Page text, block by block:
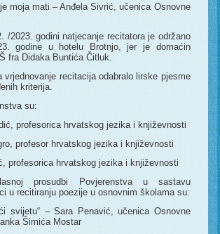
moja mati – Anđela Sivrić, učenica Osnovne
/2023. godini natjecanje recitatora je održano
godine u hotelu Brotnjo, jer je domaćin
fra Didaka Buntića Čitluk.
vrjednovanje recitacija odabralo lirske pjesme
kriterija.
su:
profesorica hrvatskog jezika i književnosti
profesor hrvatskog jezika i književnosti
profesorica hrvatskog jezika i književnosti
prosudbi Povjerenstva u sastavu
u recitiranju poezije u osnovnim školama su:
svijetu“ – Sara Penavić, učenica Osnovne
Šimića Mostar